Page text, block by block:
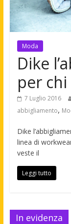
Moda
Dike
per
7 Luglio 2016
abbigliamento,
Dike
linea di
veste il
Leggi tutto
In evidenza